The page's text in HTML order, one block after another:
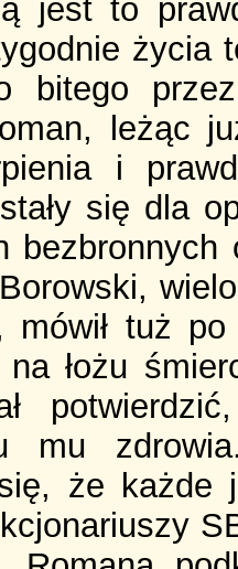
jest to
życia
bitego
leżąc
i
się dla
mówił tuż
na łożu
mu
że każde